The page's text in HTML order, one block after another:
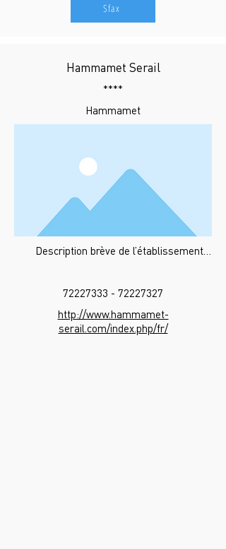
Sfax
Hammamet Serail
****
Hammamet
Description brève de l’établissement…
72227333 - 72227327
http://www.hammamet-
serail.com/index.php/fr/